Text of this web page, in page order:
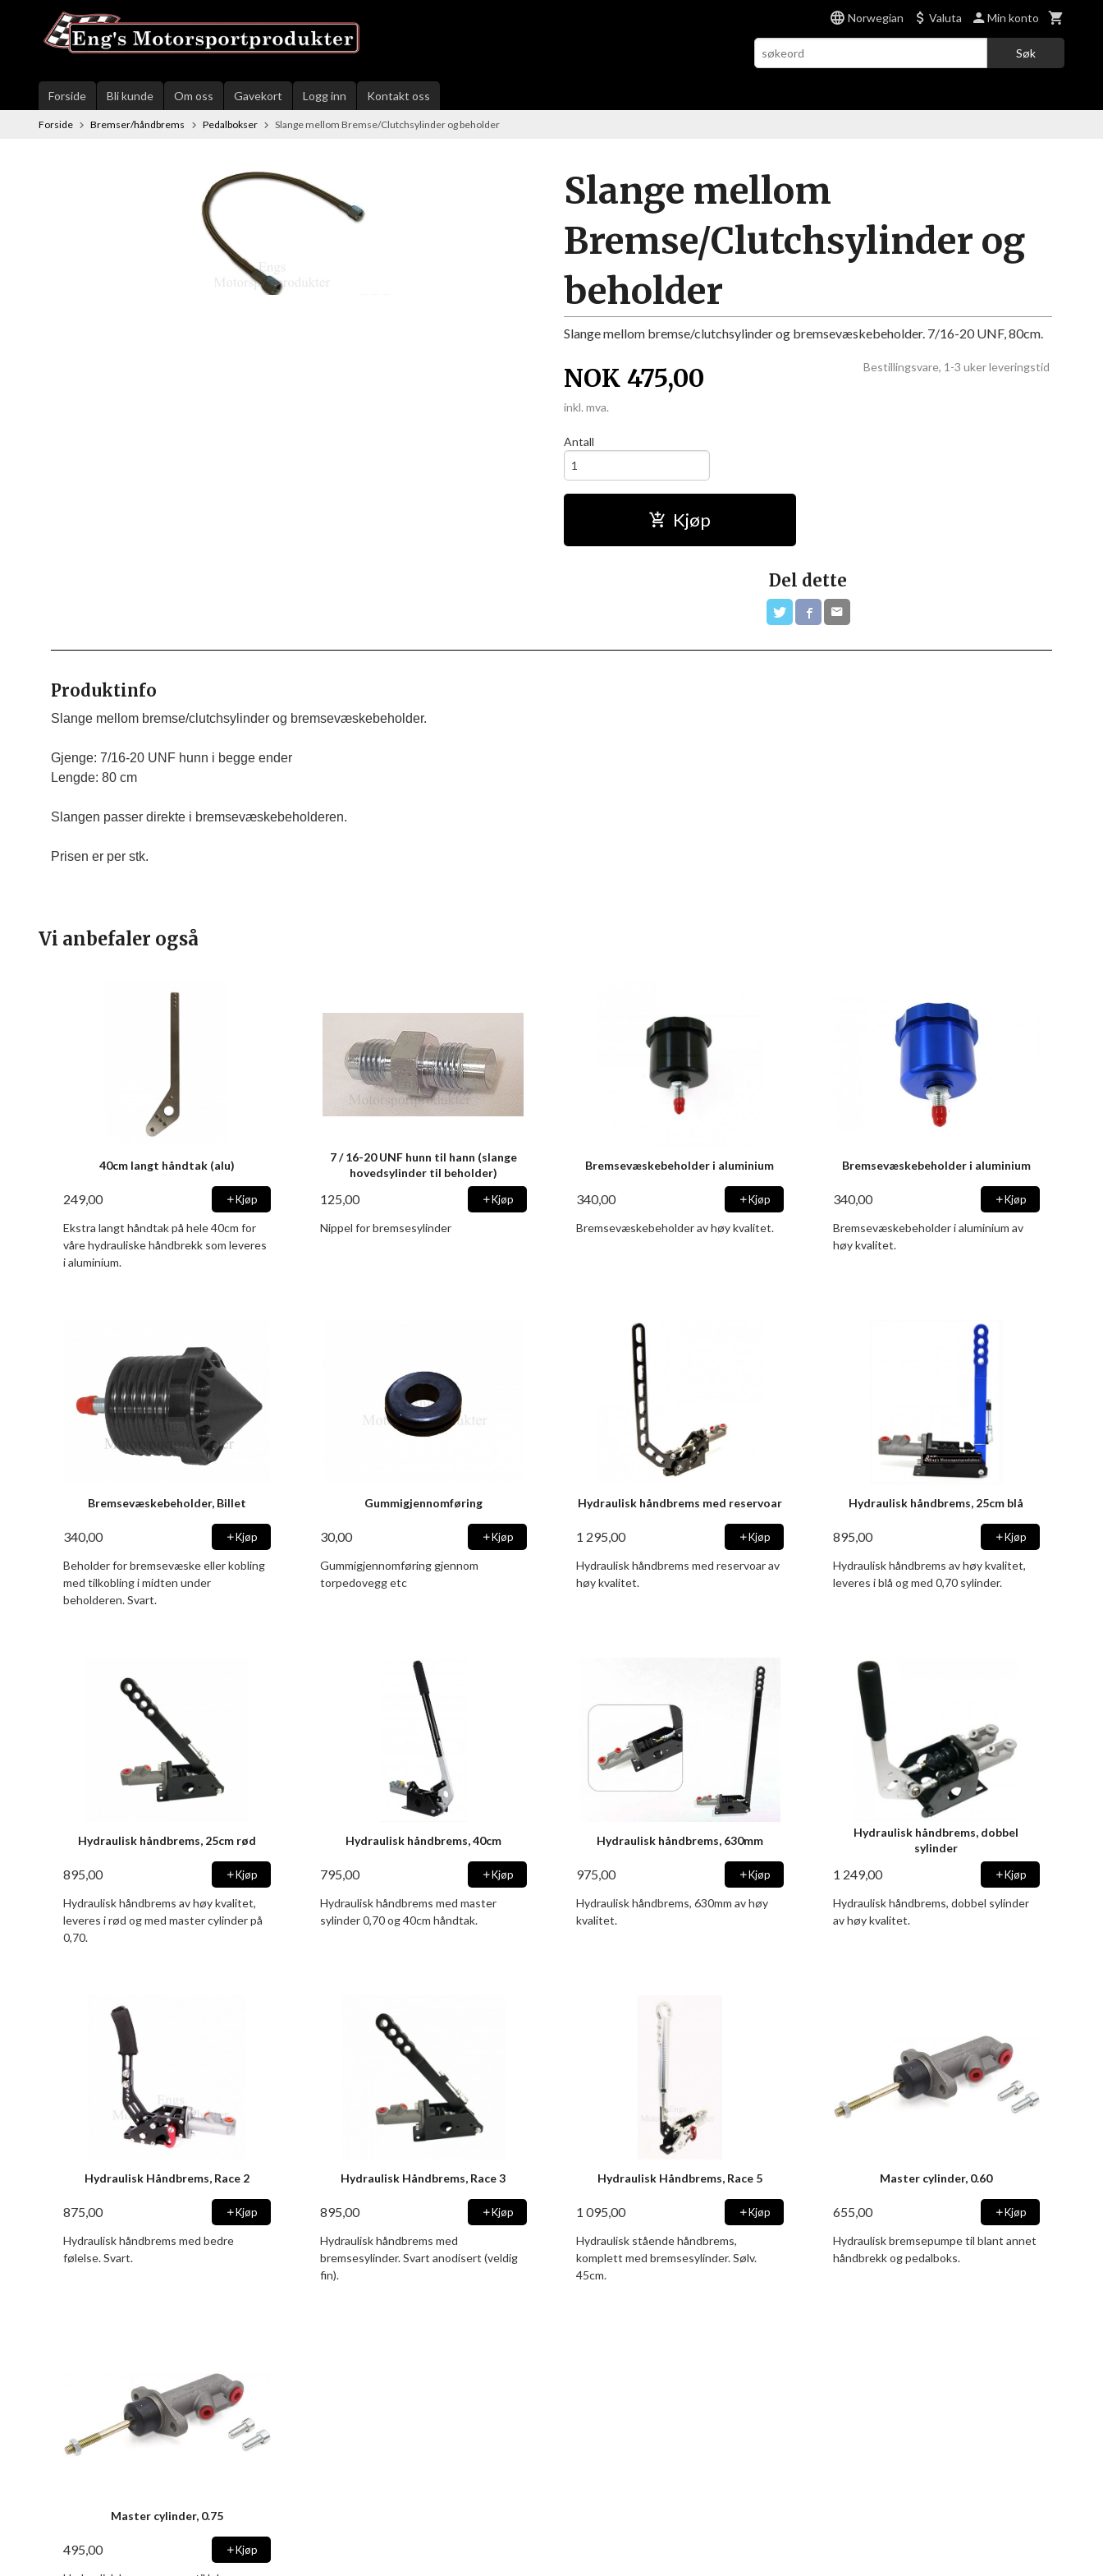
innholdet
Norwegian Valuta Min konto
Søk
Forside Bli kunde Om oss Gavekort Logg inn Kontakt oss
Forside Bremser/håndbrems Pedalbokser Slange mellom Bremse/Clutchsylinder og beholder
Slange mellom
Bremse/Clutchsylinder og
beholder
Slange mellom bremse/clutchsylinder og bremsevæskebeholder. 7/16-20 UNF, 80cm.
NOK 475,00
inkl. mva.
Bestillingsvare, 1-3 uker leveringstid
Antall
Kjøp
Del dette
Produktinfo
Slange mellom bremse/clutchsylinder og bremsevæskebeholder.
Gjenge: 7/16-20 UNF hunn i begge ender
Lengde: 80 cm
Slangen passer direkte i bremsevæskebeholderen.
Prisen er per stk.
Vi anbefaler også
40cm langt håndtak (alu)
249,00 Kjøp
Ekstra langt håndtak på hele 40cm for
våre hydrauliske håndbrekk som leveres
i aluminium.
7 / 16-20 UNF hunn til hann (slange
hovedsylinder til beholder)
125,00 Kjøp
Nippel for bremsesylinder
Bremsevæskebeholder i aluminium
340,00 Kjøp
Bremsevæskebeholder av høy kvalitet.
Bremsevæskebeholder i aluminium
340,00 Kjøp
Bremsevæskebeholder i aluminium av
høy kvalitet.
Bremsevæskebeholder, Billet
340,00 Kjøp
Beholder for bremsevæske eller kobling
med tilkobling i midten under
beholderen. Svart.
Gummigjennomføring
30,00 Kjøp
Gummigjennomføring gjennom
torpedovegg etc
Hydraulisk håndbrems med reservoar
1 295,00 Kjøp
Hydraulisk håndbrems med reservoar av
høy kvalitet.
Hydraulisk håndbrems, 25cm blå
895,00 Kjøp
Hydraulisk håndbrems av høy kvalitet,
leveres i blå og med 0,70 sylinder.
Hydraulisk håndbrems, 25cm rød
895,00 Kjøp
Hydraulisk håndbrems av høy kvalitet,
leveres i rød og med master cylinder på
0,70.
Hydraulisk håndbrems, 40cm
795,00 Kjøp
Hydraulisk håndbrems med master
sylinder 0,70 og 40cm håndtak.
Hydraulisk håndbrems, 630mm
975,00 Kjøp
Hydraulisk håndbrems, 630mm av høy
kvalitet.
Hydraulisk håndbrems, dobbel
sylinder
1 249,00 Kjøp
Hydraulisk håndbrems, dobbel sylinder
av høy kvalitet.
Hydraulisk Håndbrems, Race 2
875,00 Kjøp
Hydraulisk håndbrems med bedre
følelse. Svart.
Hydraulisk Håndbrems, Race 3
895,00 Kjøp
Hydraulisk håndbrems med
bremsesylinder. Svart anodisert (veldig
fin).
Hydraulisk Håndbrems, Race 5
1 095,00 Kjøp
Hydraulisk stående håndbrems,
komplett med bremsesylinder. Sølv.
45cm.
Master cylinder, 0.60
655,00 Kjøp
Hydraulisk bremsepumpe til blant annet
håndbrekk og pedalboks.
Master cylinder, 0.75
495,00 Kjøp